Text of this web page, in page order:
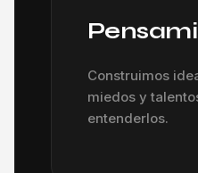
Construimos
miedos y
entenderlos.